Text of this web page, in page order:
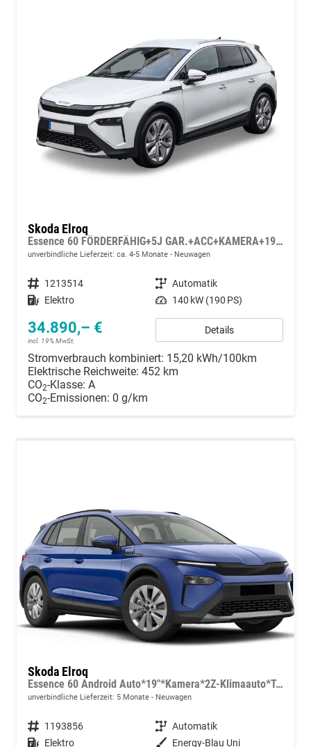
Skoda Elroq
Essence 60 FÖRDERFÄHIG+5J GAR.+ACC+KAMERA+19" ALU+SMARTLINK+KLIMA+LED
unverbindliche Lieferzeit: ca. 4-5 Monate Neuwagen
Fahrzeugnummer 1213514 Getriebe Automatik
Kraftstoff Elektro Leistung 140 kW (190 PS)
34.890,– €
incl. 19% MwSt.
Details
Stromverbrauch kombiniert: 15,20 kWh/100km
Elektrische Reichweite: 452 km
CO2-Klasse: A
CO2-Emissionen: 0 g/km
Skoda Elroq
Essence 60 Android Auto*19"*Kamera*2Z-Klimaauto*Totwinkel*LED*Tempomat
unverbindliche Lieferzeit: 5 Monate Neuwagen
Fahrzeugnummer 1193856 Getriebe Automatik
Kraftstoff Elektro Außenfarbe Energy-Blau Uni